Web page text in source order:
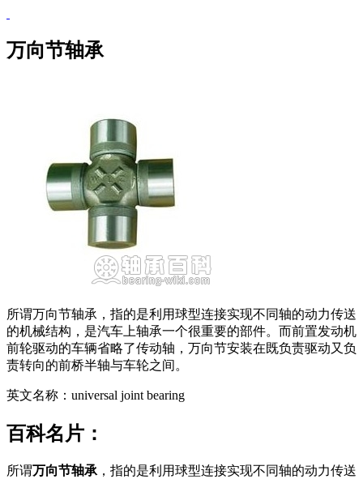
万向节轴承
所谓万向节轴承，指的是利用球型连接实现不同轴的动力传送
的机械结构，是汽车上轴承一个很重要的部件。而前置发动机
前轮驱动的车辆省略了传动轴，万向节安装在既负责驱动又负
责转向的前桥半轴与车轮之间。
英文名称：universal joint bearing
百科名片：
所谓万向节轴承 ，指的是利用球型连接实现不同轴的动力传送